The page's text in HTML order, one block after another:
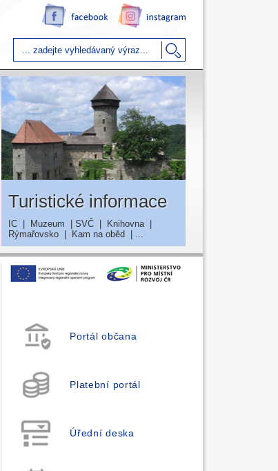
Turistické informace
IC| Muzeum | SVČ| Knihovna|
Rýmařovsko| Kam na oběd| ...
Portál občana
Platební portál
Úřední deska